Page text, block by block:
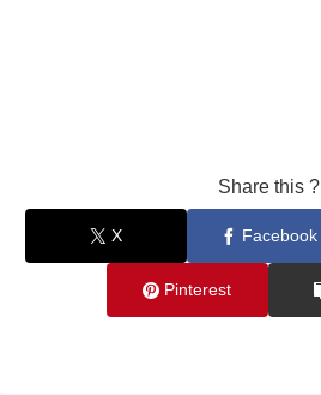
Share this ?
X Facebook
Pinterest